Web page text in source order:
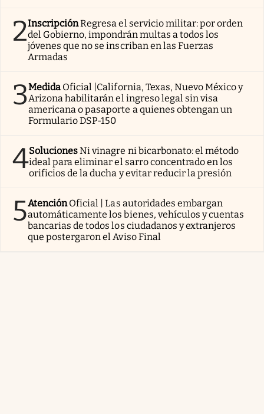
2InscripciónRegresa el servicio militar: por orden
del Gobierno, impondrán multas a todos los
jóvenes que no se inscriban en las Fuerzas
Armadas
3Medida Oficial |California, Texas, Nuevo México y
Arizona habilitarán el ingreso legal sin visa
americana o pasaporte a quienes obtengan un
Formulario DSP-150
4SolucionesNi vinagre ni bicarbonato: el método
ideal para eliminar el sarro concentrado en los
orificios de la ducha y evitar reducir la presión
5AtenciónOficial | Las autoridades embargan
automáticamente los bienes, vehículos y cuentas
bancarias de todos los ciudadanos y extranjeros
que postergaron el Aviso Final